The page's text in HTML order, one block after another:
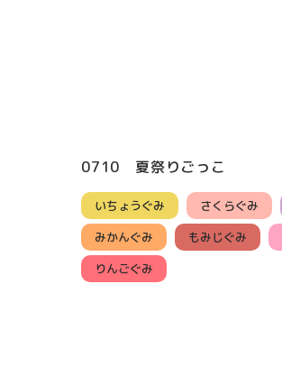
0710 夏祭りごっこ
いちょうぐみ さくらぐみ
みかんぐみ
もみじぐみ
りんごぐみ